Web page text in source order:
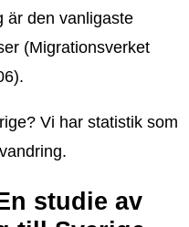
är den vanligaste
(Migrationsverket
Vi har statistik som
studie av